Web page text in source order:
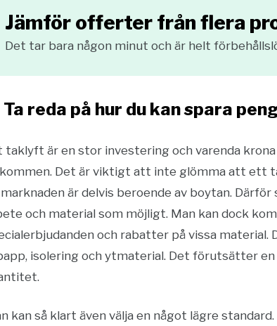
Jämför offerter från flera
Det tar bara någon minut och är helt
Ta reda på hur du kan spara
taklyft är en stor investering och varenda
Det är viktigt att inte glömma att ett
är delvis beroende av boytan.
och material som möjligt. Man kan dock
och rabatter på vissa
isolering och ytmaterial. Det förutsätter
kan så klart även välja en något lägre